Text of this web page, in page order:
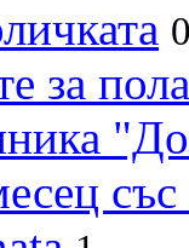
за